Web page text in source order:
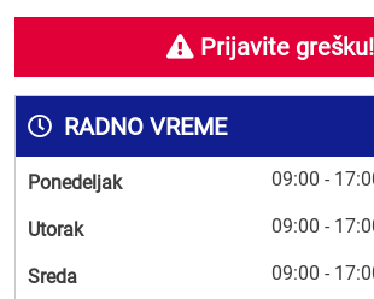
Prijavite grešku!
RADNO VREME
Ponedeljak 09:00 -
Utorak 09:00 -
Sreda 09:00 -